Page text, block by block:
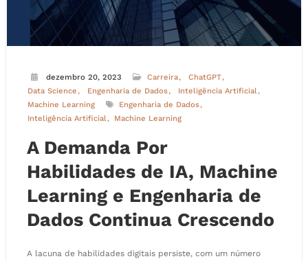
dezembro 20, 2023 Carreira
ChatGPT
Data Science
Engenharia de Dados
Inteligência Artificial
Machine Learning
Engenharia de Dados
Inteligência Artificial
Machine Learning
A Demanda Por
Habilidades de IA, Machine
Learning e Engenharia de
Dados Continua Crescendo
A lacuna de habilidades digitais persiste, com um número